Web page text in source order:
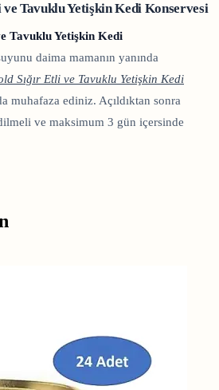
Tavuklu Yetişkin Kedi Konservesi
Tavuklu Yetişkin Kedi
daima mamanın yanında
Sığır Etli ve Tavuklu Yetişkin Kedi
muhafaza ediniz. Açıldıktan sonra
ve maksimum 3 gün içersinde